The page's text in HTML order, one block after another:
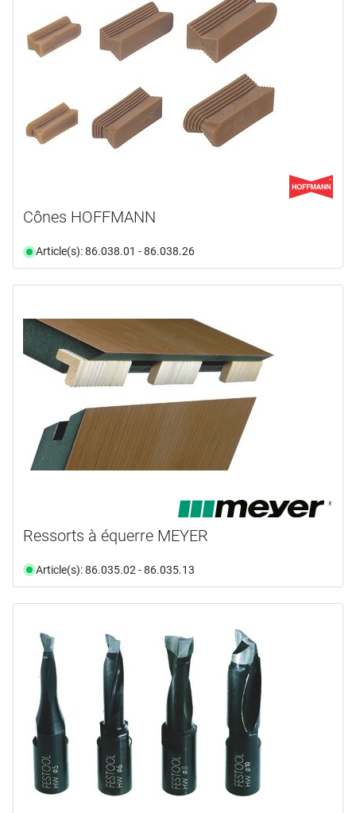
Sélectionner
n'est plus disponible (2)
Cônes HOFFMANN
Article(s): 86.038.01 - 86.038.26
Ressorts à équerre MEYER
Article(s): 86.035.02 - 86.035.13